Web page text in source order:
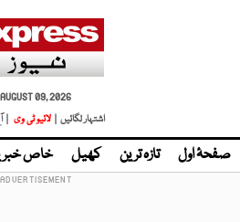
AUGUST 09, 2026
اشتہار لگائیں |
لائیو ٹی وی |
صفحۂ اول تازہ ترین کھیل خاص